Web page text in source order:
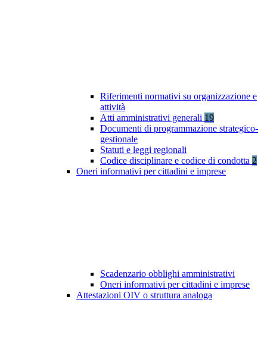
Riferimenti normativi su organizzazione e
attività
Atti amministrativi generali 19
Documenti di programmazione strategico-
gestionale
Statuti e leggi regionali
Codice disciplinare e codice di condotta 2
Oneri informativi per cittadini e imprese
Scadenzario obblighi amministrativi
Oneri informativi per cittadini e imprese
Attestazioni OIV o struttura analoga